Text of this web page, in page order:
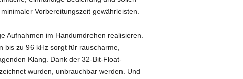
Vorbereitungszeit gewährleisten.
Aufnahmen im Handumdrehen realisieren.
bis zu 96 kHz sorgt für rauscharme,
Klang. Dank der 32-Bit-Float-
wurden, unbrauchbar werden. Und